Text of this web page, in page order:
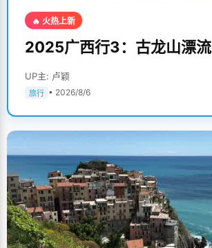
🔥 火热上新
2025广西行3：古龙山漂流
UP主: 卢颖
旅行 • 2026/8/6